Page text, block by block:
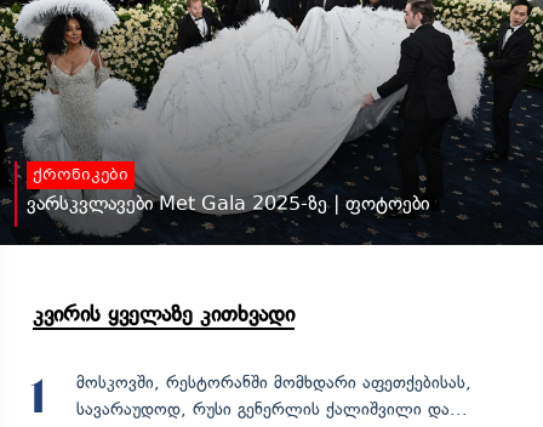
ქრონიკები
ვარსკვლავები Met Gala 2025-ზე | ფოტოები
კვირის ყველაზე კითხვადი
1
მოსკოვში, რესტორანში მომხდარი აფეთქებისას,
სავარაუდოდ, რუსი გენერლის ქალიშვილი და...